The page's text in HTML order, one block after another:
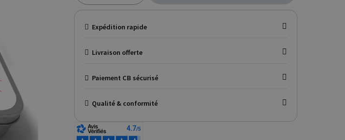
Expédition rapide
Livraison offerte
Paiement CB sécurisé
Qualité & conformité